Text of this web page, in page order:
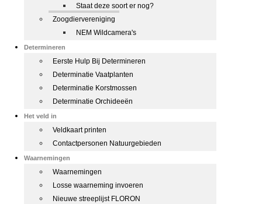
Staat deze soort er nog?
Zoogdiervereniging
NEM Wildcamera's
Determineren
Eerste Hulp Bij Determineren
Determinatie Vaatplanten
Determinatie Korstmossen
Determinatie Orchideeën
Het veld in
Veldkaart printen
Contactpersonen Natuurgebieden
Waarnemingen
Waarnemingen
Losse waarneming invoeren
Nieuwe streeplijst FLORON